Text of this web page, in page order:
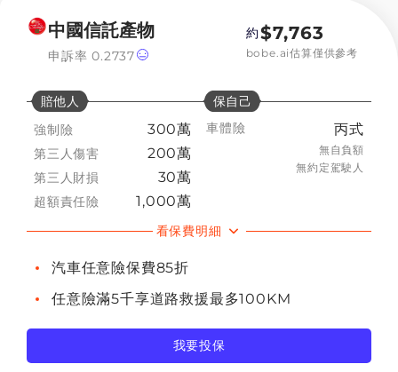
中國信託產物
申訴率0.2737
約$7,763
bobe.ai估算僅供參考
賠他人
強制險
300萬
第三人傷害 200萬
第三人財損 30萬
超額責任險 1,000萬
保自己
車體險
丙式
無自負額
無約定駕駛人
看保費明細
汽車任意險保費85折
任意險滿5千享道路救援最多100KM
我要投保